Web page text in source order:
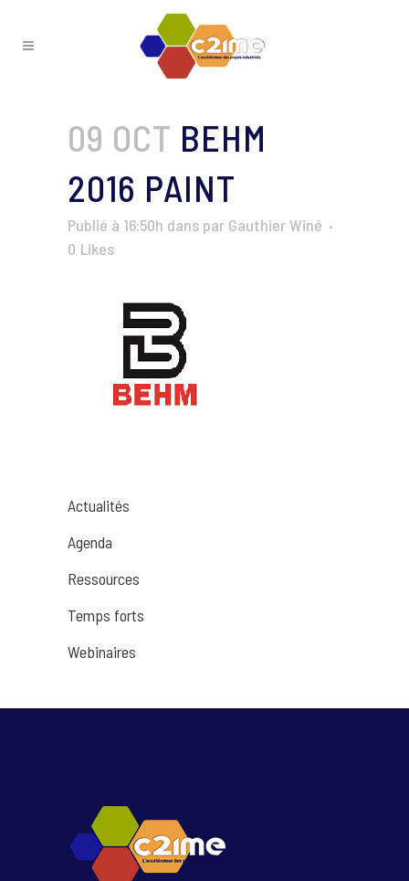
09 OCT BEHM
2016 PAINT
Publié à 16:50h dans par Gauthier Winé
0 Likes
Actualités
Agenda
Ressources
Temps forts
Webinaires